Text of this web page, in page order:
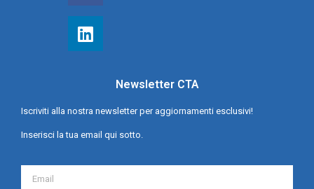
Newsletter CTA
Iscriviti alla nostra newsletter per aggiornamenti esclusivi!
Inserisci la tua email qui sotto.